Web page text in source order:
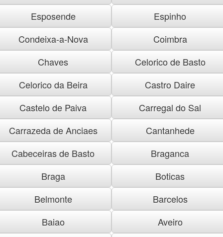
Esposende
Espinho
Condeixa-a-Nova
Coimbra
Chaves
Celorico de Basto
Celorico da Beira
Castro Daire
Castelo de Paiva
Carregal do Sal
Carrazeda de Anciaes
Cantanhede
Cabeceiras de Basto
Braganca
Braga
Boticas
Belmonte
Barcelos
Baiao
Aveiro